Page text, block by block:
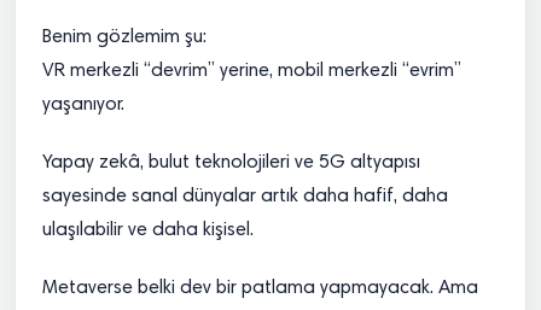
Benim gözlemim şu:
VR merkezli “devrim” yerine, mobil merkezli “evrim”
yaşanıyor.
Yapay zekâ, bulut teknolojileri ve 5G altyapısı
sayesinde sanal dünyalar artık daha hafif, daha
ulaşılabilir ve daha kişisel.
Metaverse belki dev bir patlama yapmayacak. Ama